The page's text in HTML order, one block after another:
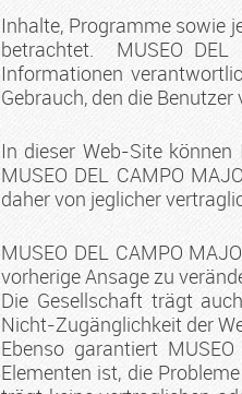
Inhalte, Programme sowie
betrachtet. MUSEO DEL
Informationen
Gebrauch, den die
In dieser Web-Site
MUSEO DEL CAMPO
daher von jeglicher
MUSEO DEL CAMPO
vorherige Ansage zu
Die Gesellschaft trägt
Nicht-Zugänglichkeit der
Ebenso garantiert
Elementen ist, die